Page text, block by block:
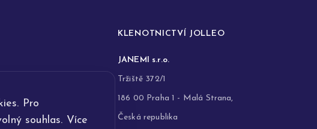
Pro
souhlas. Více
KLENOTNICTVÍ JOLLEO
JANEMI s.r.o.
Tržiště 372/1
186 00 Praha 1 - Malá Strana,
Česká republika